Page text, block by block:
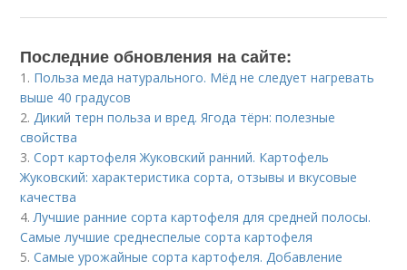
Последние обновления на сайте:
1. Польза меда натурального. Мёд не следует нагревать
выше 40 градусов
2.Дикий терн польза и вред. Ягода тёрн: полезные
свойства
3.Сорт картофеля Жуковский ранний. Картофель
Жуковский: характеристика сорта, отзывы и вкусовые
качества
4.Лучшие ранние сорта картофеля для средней полосы.
Самые лучшие среднеспелые сорта картофеля
5.Самые урожайные сорта картофеля. Добавление